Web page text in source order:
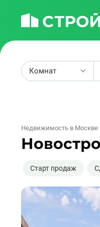
Комнат
Недвижимость в Москве
Старт продаж